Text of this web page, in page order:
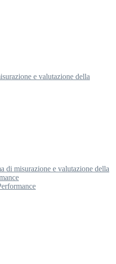
e valutazione della
di misurazione e valutazione della